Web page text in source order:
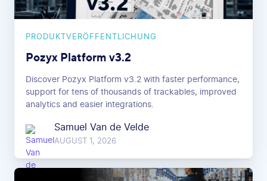
PRODUKTVERÖFFENTLICHUNG
Pozyx Platform v3.2
Discover Pozyx Platform v3.2 with faster performance,
support for tens of thousands of trackables, improved
analytics and easier integrations.
Samuel Van de Velde
AUGUST 1, 2026